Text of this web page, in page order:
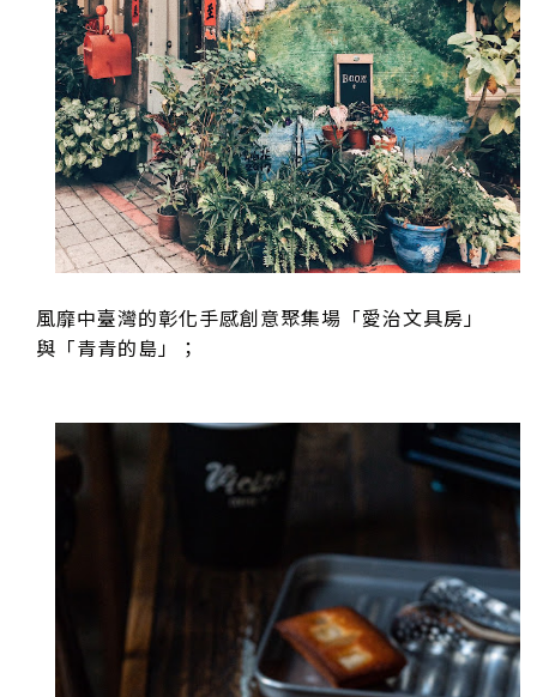
風靡中臺灣的彰化手感創意聚集場「愛治文具房」
與「青青的島」；